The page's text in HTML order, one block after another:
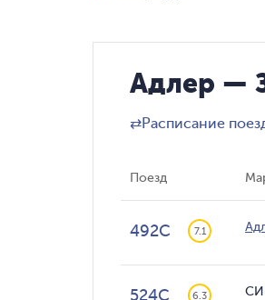
Адлер —
⇄Расписание
Поезд
492С 7.1
524С 6.3